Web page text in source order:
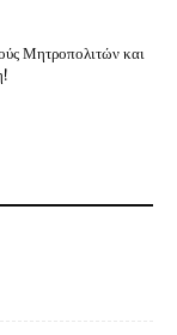
Μητροπολιτών και